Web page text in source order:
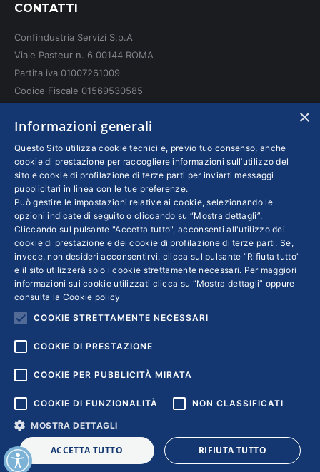
opens
new
window
opens
window
opens
window
CONTATTI
Confindustria Servizi S.p.A
Viale Pasteur n. 6 00144 ROMA
Partita iva 01007261009
Codice Fiscale 01569530585
INFO LEGALI
Colophon editoriali
Disclaimer
Privacy
Coordinate Bancarie
Copyright © 2018 | Confindustria Servizi S.p.a. Partita iva
01007261009
×
Informazioni generali
Questo Sito utilizza cookie tecnici e, previo tuo consenso, anche
cookie di prestazione per raccogliere informazioni sull’utilizzo del
sito e cookie di profilazione di terze parti per inviarti messaggi
pubblicitari in linea con le tue preferenze.
Può gestire le impostazioni relative ai cookie, selezionando le
opzioni indicate di seguito o cliccando su “Mostra dettagli”.
Cliccando sul pulsante "Accetta tutto", acconsenti all'utilizzo dei
cookie di prestazione e dei cookie di profilazione di terze parti. Se,
invece, non desideri acconsentirvi, clicca sul pulsante “Rifiuta tutto”
e il sito utilizzerà solo i cookie strettamente necessari. Per maggiori
informazioni sui cookie utilizzati clicca su “Mostra dettagli” oppure
consulta la Cookie policy
COOKIE STRETTAMENTE NECESSARI
COOKIE DI PRESTAZIONE
COOKIE PER PUBBLICITÀ MIRATA
COOKIE DI FUNZIONALITÀ NON CLASSIFICATI
MOSTRA DETTAGLI
ACCETTA TUTTO RIFIUTA TUTTO